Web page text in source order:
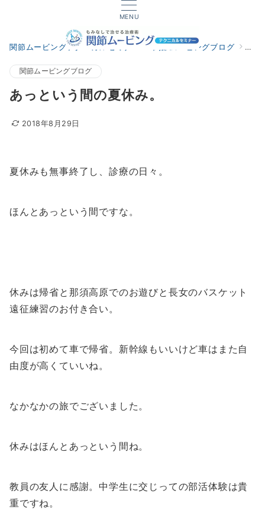
MENU
関節ムービングテクニカルセミナー 関節ムービングブログ あ
関節ムービングブログ
あっという間の夏休み。
2018年8月29日
夏休みも無事終了し、診療の日々。
ほんとあっという間ですな。
休みは帰省と那須高原でのお遊びと長女のバスケット
遠征練習のお付き合い。
今回は初めて車で帰省。新幹線もいいけど車はまた自
由度が高くていいね。
なかなかの旅でございました。
休みはほんとあっという間ね。
教員の友人に感謝。中学生に交じっての部活体験は貴
重ですね。